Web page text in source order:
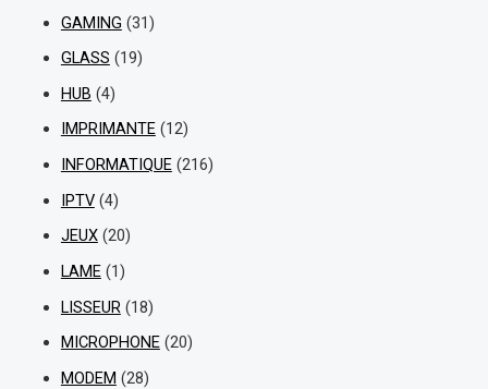
GAMING (31)
GLASS (19)
HUB (4)
IMPRIMANTE (12)
INFORMATIQUE (216)
IPTV (4)
JEUX (20)
LAME (1)
LISSEUR (18)
MICROPHONE (20)
MODEM (28)